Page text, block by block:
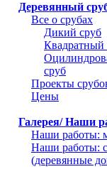
Деревянный
Все о срубах
Дикий сруб
Квадратный
сруб
Проекты
Цены
Галерея/ Наши
Наши работы:
Наши работы:
(деревянные